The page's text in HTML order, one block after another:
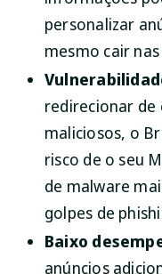
personalizar
mesmo cair
redirecionar
maliciosos, o
risco de o seu
de malware
golpes de
Baixo
anúncios